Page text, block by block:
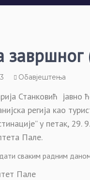
завршног
Обавјештења
Станковић јавно
регија као
у петак, 29.
Пале.
сваким радним
Пале